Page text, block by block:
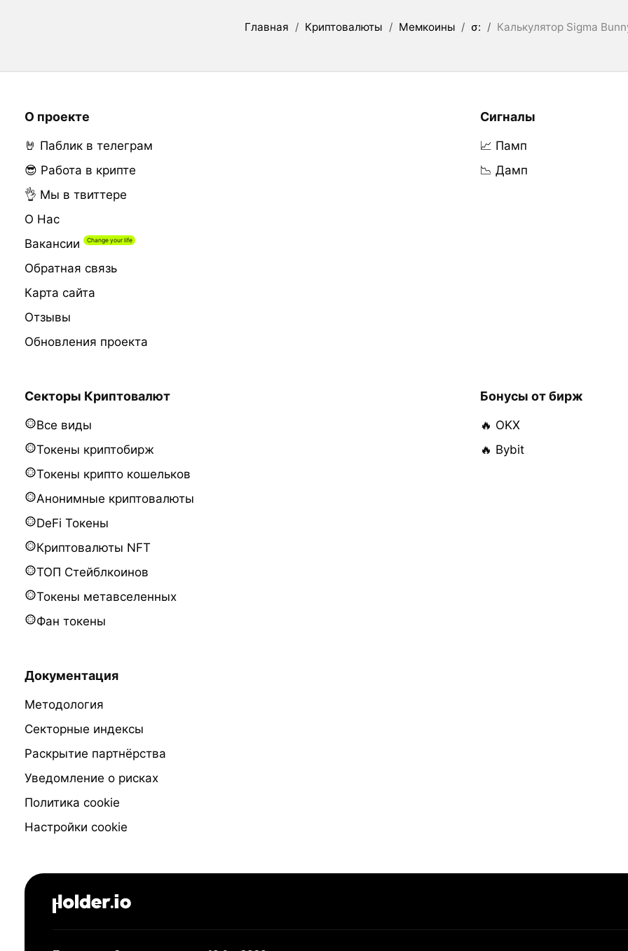
Главная / Криптовалюты / Мемкоины / σ: / Калькулятор Sigma
О проекте
🤘 Паблик в телеграм
😎 Работа в крипте
👌 Мы в твиттере
О Нас
Вакансии
Обратная связь
Карта сайта
Отзывы
Обновления проекта
Сигналы
📈 Памп
📉 Дамп
Секторы Криптовалют
Все виды
Токены криптобирж
Токены крипто кошельков
Анонимные криптовалюты
DeFi Токены
Криптовалюты NFT
ТОП Стейблкоинов
Токены метавселенных
Фан токены
Бонусы от бирж
🔥 OKX
🔥 Bybit
Документация
Методология
Секторные индексы
Раскрытие партнёрства
Уведомление о рисках
Политика cookie
Настройки cookie